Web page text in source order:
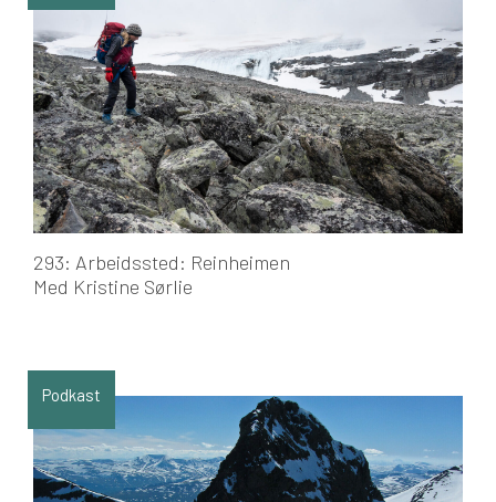
293: Arbeidssted: Reinheimen
Med Kristine Sørlie
Podkast